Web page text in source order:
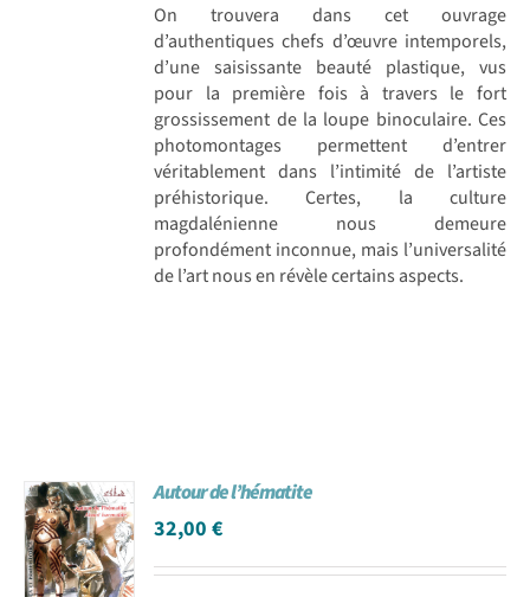
On trouvera dans cet ouvrage
d’authentiques chefs d’œuvre intemporels,
d’une saisissante beauté plastique, vus
pour la première fois à travers le fort
grossissement de la loupe binoculaire. Ces
photomontages permettent d’entrer
véritablement dans l’intimité de l’artiste
préhistorique. Certes, la culture
magdalénienne nous demeure
profondément inconnue, mais l’universalité
de l’art nous en révèle certains aspects.
Autour de l’hématite
32,00€